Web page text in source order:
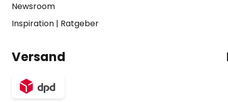
Newsroom
Inspiration| Ratgeber
Versand